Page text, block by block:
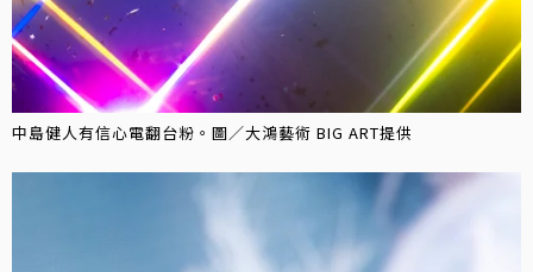
中島健人有信心電翻台粉。圖／大鴻藝術 BIG ART提供